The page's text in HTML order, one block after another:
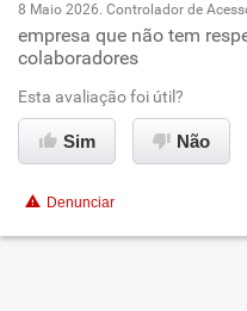
Oportunidade de promoção
Ambiente de trabalho
Conciliação com a vida
8 Maio 2026. Controlador de
empresa que não tem
colaboradores
Esta avaliação foi útil?
Sim Não
Denunciar